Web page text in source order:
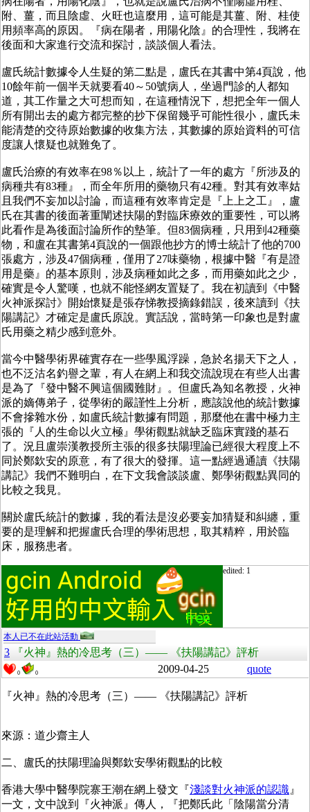
附、薑，而且陰虛、火旺也這麼用，這可能是其薑、附、桂使
用頻率高的原因。『病在陽者，用陽化陰』的合理性，我將在
後面和大家進行交流和探討，談談個人看法。
盧氏統計數據令人生疑的第二點是，盧氏在其書中第4頁說，他
10餘年前一個半天就要看40～50號病人，坐過門診的人都知
道，其工作量之大可想而知，在這種情況下，想把全年一個人
所有開出去的處方都完整的抄下保留幾乎可能性很小，盧氏未
能清楚的交待原始數據的收集方法，其數據的原始資料的可信
度讓人懷疑也就難免了。
盧氏治療的有效率在98％以上，統計了一年的處方『所涉及的
病種共有83種』，而全年所用的藥物只有42種。對其有效率姑
且我們不妄加以討論，而這種有效率肯定是『上上之工』，盧
氏在其書的後面著重闡述扶陽的對臨床療效的重要性，可以將
此看作是為後面討論所作的墊筆。但83個病種，只用到42種藥
物，和盧在其書第4頁說的一個跟他抄方的博士統計了他的700
張處方，涉及47個病種，僅用了27味藥物，根據中醫『有是證
用是藥』的基本原則，涉及病種如此之多，而用藥如此之少，
確實是令人驚嘆，也就不能怪網友置疑了。我在初讀到《中醫
火神派探討》開始懷疑是張存悌教授摘錄錯誤，後來讀到《扶
陽講記》才確定是盧氏原說。實話說，當時第一印象也是對盧
氏用藥之精少感到意外。
當今中醫學術界確實存在一些學風浮躁，急於名揚天下之人，
也不泛沽名釣譽之輩，有人在網上和我交流說現在有些人出書
是為了『發中醫不興這個國難財』。但盧氏為知名教授，火神
派的嫡傳弟子，從學術的嚴謹性上分析，應該說他的統計數據
不會摻雜水份，如盧氏統計數據有問題，那麼他在書中極力主
張的『人的生命以火立極』學術觀點就缺乏臨床實踐的基石
了。況且盧崇漢教授所主張的很多扶陽理論已經很大程度上不
同於鄭欽安的原意，有了很大的發揮。這一點經過通讀《扶陽
講記》我們不難明白，在下文我會談談盧、鄭學術觀點異同的
比較之我見。
關於盧氏統計的數據，我的看法是沒必要妄加猜疑和糾纏，重
要的是理解和把握盧氏合理的學術思想，取其精粹，用於臨
床，服務患者。
edited: 1
本人已不在此站活動
3 『火神』熱的冷思考（三）—— 《扶陽講記》評析
0 0 2009-04-25 quote
『火神』熱的冷思考（三）—— 《扶陽講記》評析
來源：道少齋主人
二、盧氏的扶陽理論與鄭欽安學術觀點的比較
香港大學中醫學院寨王潮在網上發文『淺談對火神派的認識』
一文，文中說到『火神派』傳人，『把鄭氏此「陰陽當分清